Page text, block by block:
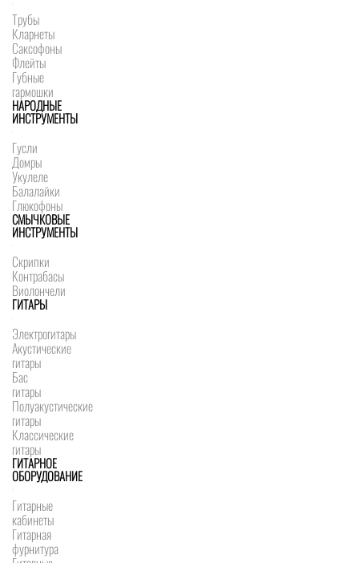
Трубы
Кларнеты
Саксофоны
Флейты
Губные
гармошки
НАРОДНЫЕ
ИНСТРУМЕНТЫ
Гусли
Домры
Укулеле
Балалайки
Глюкофоны
СМЫЧКОВЫЕ
ИНСТРУМЕНТЫ
Скрипки
Контрабасы
Виолончели
ГИТАРЫ
Электрогитары
Акустические
гитары
Бас
гитары
Полуакустические
гитары
Классические
гитары
ГИТАРНОЕ
ОБОРУДОВАНИЕ
Гитарные
кабинеты
Гитарная
фурнитура